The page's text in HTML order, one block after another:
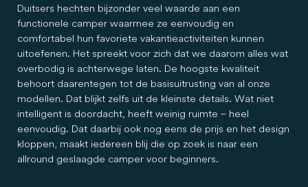
Duitsers hechten bijzonder veel waarde aan een
functionele camper waarmee ze eenvoudig en
comfortabel hun favoriete vakantieactiviteiten kunnen
uitoefenen. Het spreekt voor zich dat we daarom alles wat
overbodig is achterwege laten. De hoogste kwaliteit
behoort daarentegen tot de basisuitrusting van al onze
modellen. Dat blijkt zelfs uit de kleinste details. Wat niet
intelligent is doordacht, heeft weinig ruimte – heel
eenvoudig. Dat daarbij ook nog eens de prijs en het design
kloppen, maakt iedereen blij die op zoek is naar een
allround geslaagde camper voor beginners.